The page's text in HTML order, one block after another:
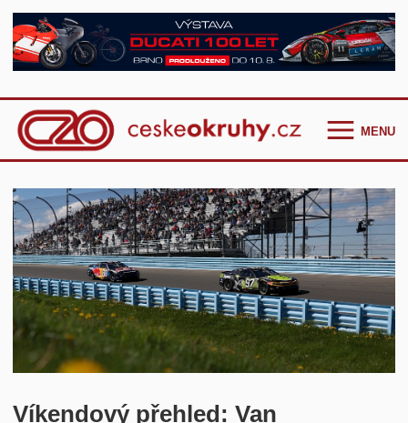
MENU
Češi ve světě
GT Cup Series
TCR Eastern Europe
F4 CEZ
Clio Cup Bohemia
Ostatní
Historie
Víkendový přehled: Van